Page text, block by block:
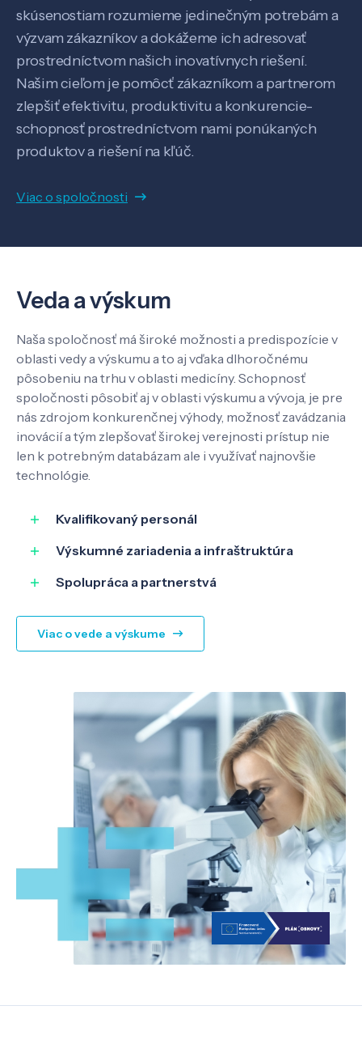
Veda a výskum
Pôsobenie
Know-how
O nás
Kontakt
SK EN
skúsenostiam rozumieme jedinečným potrebám a
výzvam zákazníkov a dokážeme ich adresovať
prostredníctvom našich inovatívnych riešení.
Našim cieľom je pomôcť zákazníkom a partnerom
zlepšiť efektivitu, produktivitu a konkurencie-
schopnosť prostredníctvom nami ponúkaných
produktov a riešení na kľúč.
Viac o spoločnosti
Veda a výskum
Naša spoločnosť má široké možnosti a predispozície v
oblasti vedy a výskumu a to aj vďaka dlhoročnému
pôsobeniu na trhu v oblasti medicíny. Schopnosť
spoločnosti pôsobiť aj v oblasti výskumu a vývoja, je pre
nás zdrojom konkurenčnej výhody, možnosť zavádzania
inovácií a tým zlepšovať širokej verejnosti prístup nie
len k potrebným databázam ale i využívať najnovšie
technológie.
Kvalifikovaný personál
Výskumné zariadenia a infraštruktúra
Spolupráca a partnerstvá
Viac o vede a výskume